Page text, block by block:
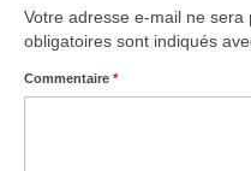
Votre adresse e-mail ne sera
obligatoires sont indiqués
Commentaire *